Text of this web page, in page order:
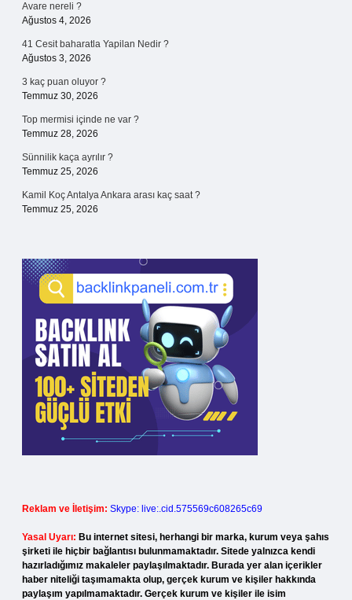
Avare nereli ?
Ağustos 4, 2026
41 Cesit baharatla Yapilan Nedir ?
Ağustos 3, 2026
3 kaç puan oluyor ?
Temmuz 30, 2026
Top mermisi içinde ne var ?
Temmuz 28, 2026
Sünnilik kaça ayrılır ?
Temmuz 25, 2026
Kamil Koç Antalya Ankara arası kaç saat ?
Temmuz 25, 2026
Reklam ve İletişim: Skype: live:.cid.575569c608265c69
Yasal Uyarı: Bu internet sitesi, herhangi bir marka, kurum veya şahıs
şirketi ile hiçbir bağlantısı bulunmamaktadır. Sitede yalnızca kendi
hazırladığımız makaleler paylaşılmaktadır. Burada yer alan içerikler
haber niteliği taşımamakta olup, gerçek kurum ve kişiler hakkında
paylaşım yapılmamaktadır. Gerçek kurum ve kişiler ile isim